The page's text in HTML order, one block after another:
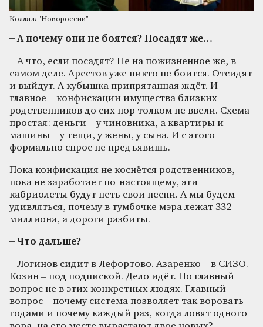
Коллаж "Новороссии"
– А почему они не боятся? Посадят же…
– А что, если посадят? Не на пожизненное же, в
самом деле. Арестов уже никто не боится. Отсидят
и выйдут. А кубышка припрятанная ждёт. И
главное – конфискации имущества близких
родственников до сих пор толком не ввели. Схема
простая: деньги – у чиновника, а квартиры и
машины – у тещи, у жены, у сына. И с этого
формально спрос не предъявишь.
Пока конфискация не коснётся родственников,
пока не заработает по-настоящему, эти
кабриолеты будут петь свои песни. А мы будем
удивляться, почему в тумбочке мэра лежат 332
миллиона, а дороги разбиты.
– Что дальше?
– Логинов сидит в Лефортово. Азаренко – в СИЗО.
Козин – под подпиской. Дело идёт. Но главный
вопрос не в этих конкретных людях. Главный
вопрос – почему система позволяет так воровать
годами и почему каждый раз, когда ловят одного